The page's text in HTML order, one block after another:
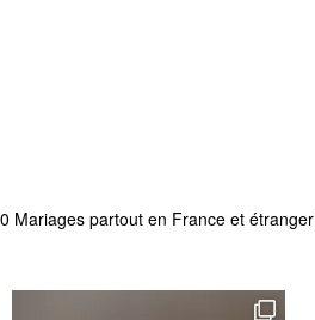
Mariages partout en France et étranger